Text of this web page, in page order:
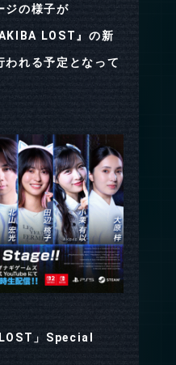
ジの様子が
LOST』の新
われる予定となって
」Special